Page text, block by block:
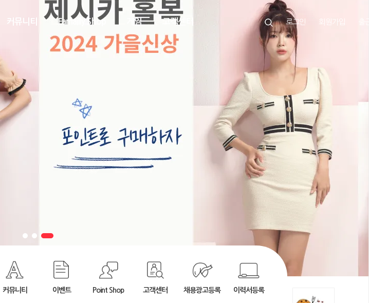
커뮤니티 Famailly Shop 게임 고객센터 로그인 회원가입
커뮤니티 이벤트 Point Shop 고객센터 채용광고등록 이력서등록